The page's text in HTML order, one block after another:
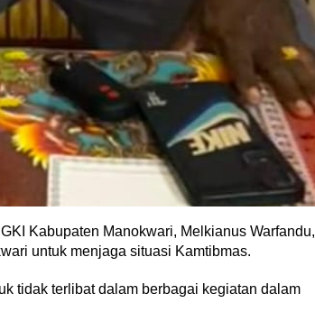
Kabupaten Manokwari, Melkianus Warfandu,
untuk menjaga situasi Kamtibmas.
tidak terlibat dalam berbagai kegiatan dalam